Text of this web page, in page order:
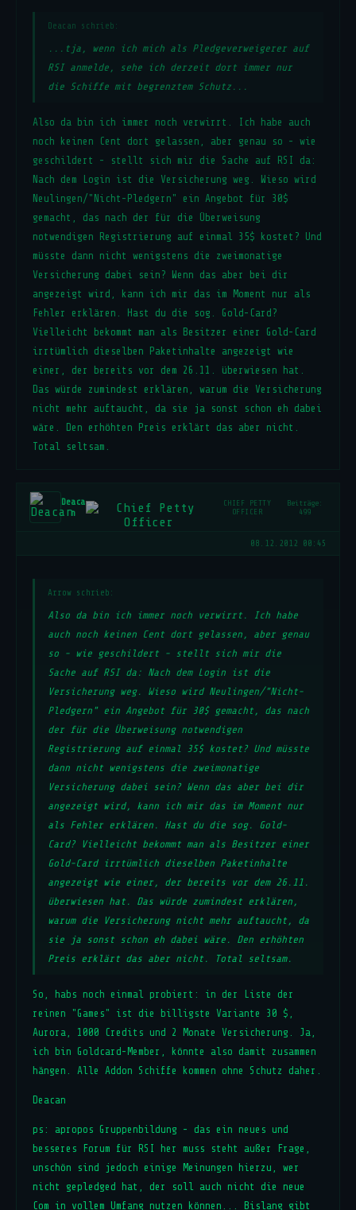
Deacan schrieb:
...tja, wenn ich mich als Pledgeverweigerer auf
RSI anmelde, sehe ich derzeit dort immer nur
die Schiffe mit begrenztem Schutz...
Also da bin ich immer noch verwirrt. Ich habe auch
noch keinen Cent dort gelassen, aber genau so - wie
geschildert - stellt sich mir die Sache auf RSI da:
Nach dem Login ist die Versicherung weg. Wieso wird
Neulingen/"Nicht-Pledgern" ein Angebot für 30$
gemacht, das nach der für die Überweisung
notwendigen Registrierung auf einmal 35$ kostet? Und
müsste dann nicht wenigstens die zweimonatige
Versicherung dabei sein? Wenn das aber bei dir
angezeigt wird, kann ich mir das im Moment nur als
Fehler erklären. Hast du die sog. Gold-Card?
Vielleicht bekommt man als Besitzer einer Gold-Card
irrtümlich dieselben Paketinhalte angezeigt wie
einer, der bereits vor dem 26.11. überwiesen hat.
Das würde zumindest erklären, warum die Versicherung
nicht mehr auftaucht, da sie ja sonst schon eh dabei
wäre. Den erhöhten Preis erklärt das aber nicht.
Total seltsam.
Deaca
n
CHIEF PETTY
OFFICER
Beiträge:
499
08.12.2012 00:45
Arrow schrieb:
Also da bin ich immer noch verwirrt. Ich habe
auch noch keinen Cent dort gelassen, aber genau
so - wie geschildert - stellt sich mir die
Sache auf RSI da: Nach dem Login ist die
Versicherung weg. Wieso wird Neulingen/"Nicht-
Pledgern" ein Angebot für 30$ gemacht, das nach
der für die Überweisung notwendigen
Registrierung auf einmal 35$ kostet? Und müsste
dann nicht wenigstens die zweimonatige
Versicherung dabei sein? Wenn das aber bei dir
angezeigt wird, kann ich mir das im Moment nur
als Fehler erklären. Hast du die sog. Gold-
Card? Vielleicht bekommt man als Besitzer einer
Gold-Card irrtümlich dieselben Paketinhalte
angezeigt wie einer, der bereits vor dem 26.11.
überwiesen hat. Das würde zumindest erklären,
warum die Versicherung nicht mehr auftaucht, da
sie ja sonst schon eh dabei wäre. Den erhöhten
Preis erklärt das aber nicht. Total seltsam.
So, habs noch einmal probiert: in der Liste der
reinen "Games" ist die billigste Variante 30 $,
Aurora, 1000 Credits und 2 Monate Versicherung. Ja,
ich bin Goldcard-Member, könnte also damit zusammen
hängen. Alle Addon Schiffe kommen ohne Schutz daher.
Deacan
ps: apropos Gruppenbildung - das ein neues und
besseres Forum für RSI her muss steht außer Frage,
unschön sind jedoch einige Meinungen hierzu, wer
nicht gepledged hat, der soll auch nicht die neue
Com in vollem Umfang nutzen können... Bislang gibt